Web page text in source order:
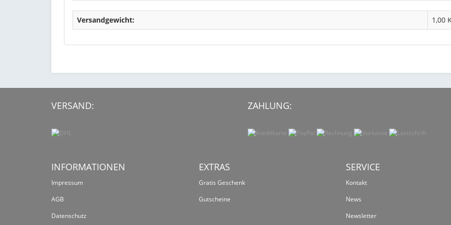
Versandgewicht: 1,00
VERSAND: ZAHLUNG:
INFORMATIONEN
Impressum
AGB
Datenschutz
EXTRAS
Gratis Geschenk
Gutscheine
SERVICE
Kontakt
News
Newsletter